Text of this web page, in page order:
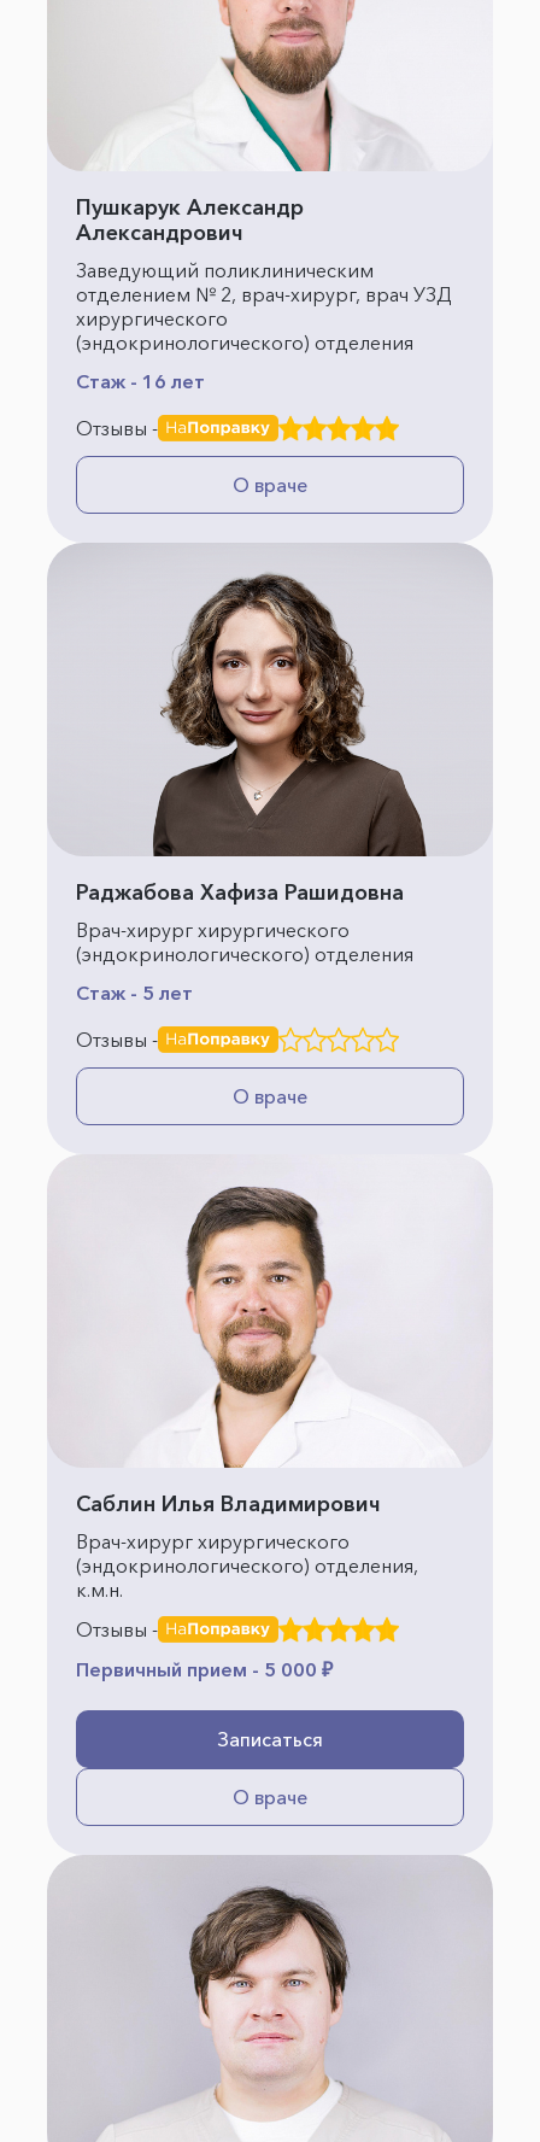
Пушкарук Александр
Александрович
Заведующий поликлиническим
отделением № 2, врач-хирург, врач УЗД
хирургического
(эндокринологического) отделения
Стаж - 16 лет
Отзывы -
О враче
Раджабова Хафиза Рашидовна
Врач-хирург хирургического
(эндокринологического) отделения
Стаж - 5 лет
Отзывы -
О враче
Саблин Илья Владимирович
Врач-хирург хирургического
(эндокринологического) отделения,
к.м.н.
Отзывы -
Первичный прием - 5 000 ₽
Записаться
О враче